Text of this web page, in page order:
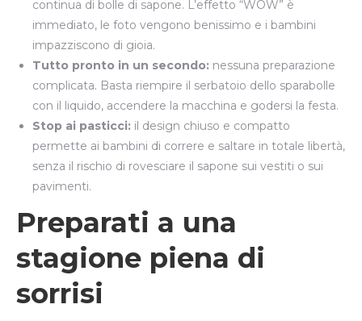
continua di bolle di sapone. L’effetto “WOW” è
immediato, le foto vengono benissimo e i bambini
impazziscono di gioia.
Tutto pronto in un secondo: nessuna preparazione
complicata. Basta riempire il serbatoio dello sparabolle
con il liquido, accendere la macchina e godersi la festa.
Stop ai pasticci: il design chiuso e compatto
permette ai bambini di correre e saltare in totale libertà,
senza il rischio di rovesciare il sapone sui vestiti o sui
pavimenti.
Preparati a una
stagione piena di
sorrisi